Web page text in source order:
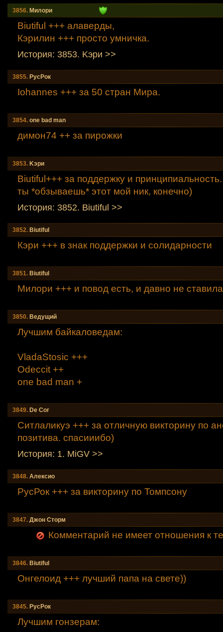
3856. Милори
Вiutiful +++ алаверды,
Кэрилин +++ просто умничка.
История: 3853. Kэpи >>
3855. РусРок
Iohannes +++ за 50 стран Мира.
3854. one bad man
димон74 ++ за пирожки
3853. Kэpи
Вiutiful+++ за поддержку и
ты *обзываешь* этот мой ник, конечно)
История: 3852. Вiutiful >>
3852. Вiutiful
Кэри +++ в знак поддержки и солидарности
3851. Вiutiful
Милори +++ и повод есть, и давно не
3850. Ведyщий
Лучшим байкаловедам:
VladaStosic +++
Odeccit ++
one bad man +
3849. De Cor
Ситлаликуэ +++ за отличную викторину по
позитива. спасииибо)
История: 1. MiGV >>
3848. Алексио
РусРок +++ за викторину по Томпсону
3847. Джон Сторм
Комментарий не имеет отношения к
3846. Вiutiful
Онгелоид +++ лучший папа на свете))
3845. РусРок
Лучшим гонзерам: